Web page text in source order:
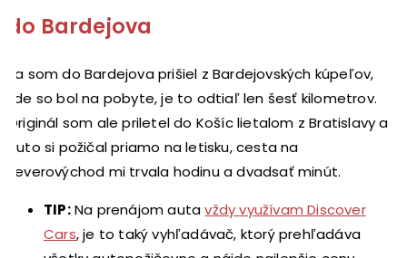
do Bardejova
Ja som do Bardejova prišiel z Bardejovských kúpeľov,
kde so bol na pobyte, je to odtiaľ len šesť kilometrov.
Originál som ale priletel do Košíc lietalom z Bratislavy a
auto si požičal priamo na letisku, cesta na
severovýchod mi trvala hodinu a dvadsať minút.
TIP:Na prenájom autavždy využívam Discover
Cars, je to taký vyhľadávač, ktorý prehľadáva